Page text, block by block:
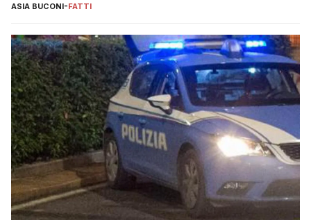
ASIA BUCONI-FATTI